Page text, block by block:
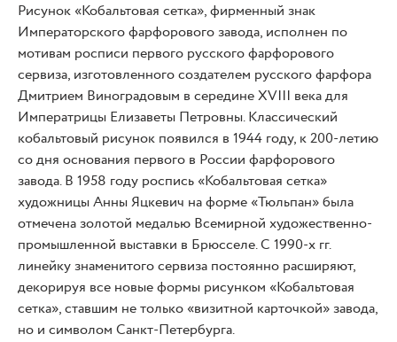
Рисунок «Кобальтовая сетка», фирменный знак
Императорского фарфорового завода, исполнен по
мотивам росписи первого русского фарфорового
сервиза, изготовленного создателем русского фарфора
Дмитрием Виноградовым в середине XVIII века для
Императрицы Елизаветы Петровны. Классический
кобальтовый рисунок появился в 1944 году, к 200-летию
со дня основания первого в России фарфорового
завода. В 1958 году роспись «Кобальтовая сетка»
художницы Анны Яцкевич на форме «Тюльпан» была
отмечена золотой медалью Всемирной художественно-
промышленной выставки в Брюсселе. С 1990-х гг.
линейку знаменитого сервиза постоянно расширяют,
декорируя все новые формы рисунком «Кобальтовая
сетка», ставшим не только «визитной карточкой» завода,
но и символом Санкт-Петербурга.